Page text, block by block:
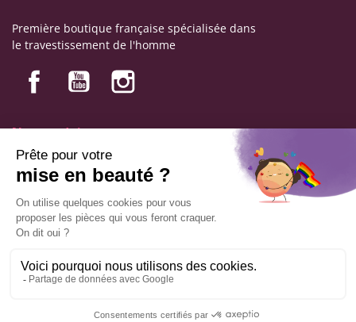
Première boutique française spécialisée dans
le travestissement de l'homme
Nos produits
Nos engagements
Informations
Mentions légales
© Copyright Labophyto
Tous droits réservés